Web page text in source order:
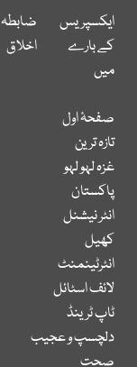
ایکسپریس
کے بارے
میں
ضابطہ
اخلاق
صفحۂ اول
تازہ ترین
غزہ لہو لہو
پاکستان
انٹر نیشنل
کھیل
انٹرٹینمنٹ
لائف اسٹائل
ٹاپ ٹرینڈ
دلچسپ و عجیب
صحت